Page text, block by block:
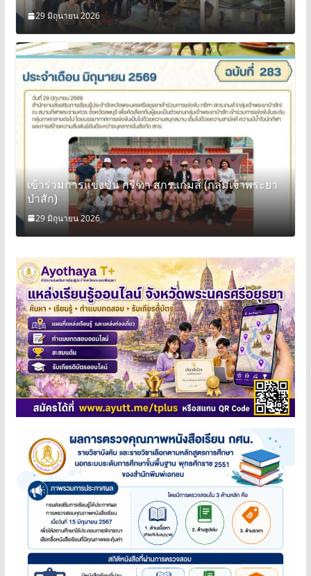
ลงพื้นที่นิเทศติดตามการจัดกิจกรรมหลักสูตรช่างติดตั้ง
ผนังเบา
29 มิถุนายน 2026
เข้าร่วมการแข่งขัน กรีฑา สกร.เกมส์ (กลุ่มเจ้าพระยา
ป่าสัก)